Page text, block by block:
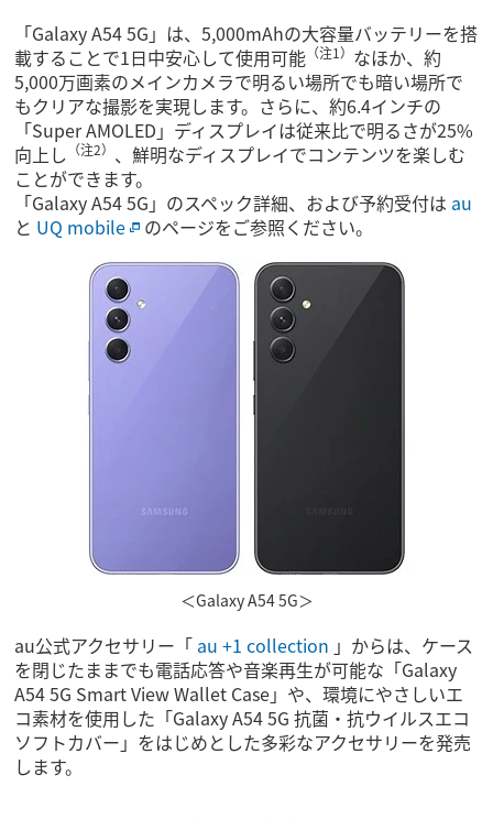
「Galaxy A54 5G」は、5,000mAhの大容量バッテリーを搭
載することで1日中安心して使用可能 （注1） なほか、約
5,000万画素のメインカメラで明るい場所でも暗い場所で
もクリアな撮影を実現します。さらに、約6.4インチの
「Super AMOLED」ディスプレイは従来比で明るさが25%
向上し （注2） 、鮮明なディスプレイでコンテンツを楽しむ
ことができます。
「Galaxy A54 5G」のスペック詳細、および予約受付は au
と UQ mobile のページをご参照ください。
＜Galaxy A54 5G＞
au公式アクセサリー「 au +1 collection 」からは、ケース
を閉じたままでも電話応答や音楽再生が可能な「Galaxy
A54 5G Smart View Wallet Case」や、環境にやさしいエ
コ素材を使用した「Galaxy A54 5G 抗菌・抗ウイルスエコ
ソフトカバー」をはじめとした多彩なアクセサリーを発売
します。